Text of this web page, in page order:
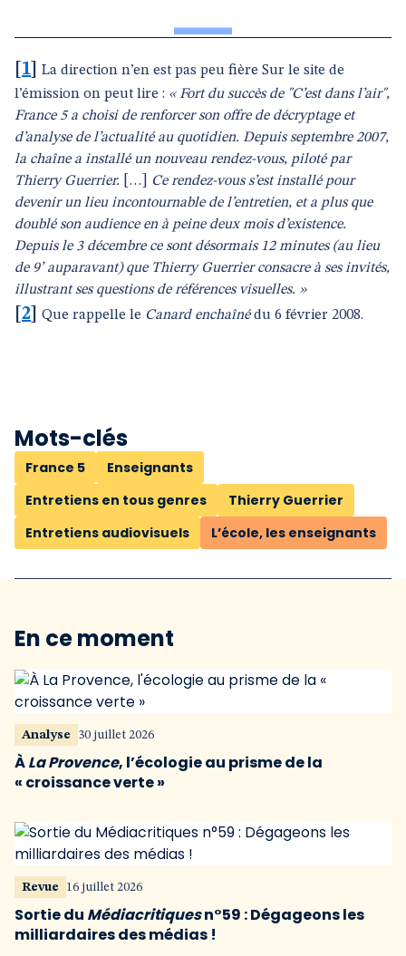
1
La direction n’en est pas peu fière Sur le site de
l’émission on peut lire : « Fort du succès de "C’est dans l’air",
France 5 a choisi de renforcer son offre de décryptage et
d’analyse de l’actualité au quotidien. Depuis septembre 2007,
la chaîne a installé un nouveau rendez-vous, piloté par
Thierry Guerrier. […]
Ce rendez-vous s’est installé pour
devenir un lieu incontournable de l’entretien, et a plus que
doublé son audience en à peine deux mois d’existence.
Depuis le 3 décembre ce sont désormais 12 minutes (au lieu
de 9’ auparavant) que Thierry Guerrier consacre à ses invités,
illustrant ses questions de références visuelles. »
2 Que rappelle le Canard enchaînédu 6 février 2008.
Mots-clés
France 5
Enseignants
Entretiens en tous genres
Thierry Guerrier
Entretiens audiovisuels
L’école, les enseignants
En ce moment
Analyse 30 juillet 2026
ÀLa Provence, l’écologie au prisme de la
« croissance verte »
Revue 16 juillet 2026
Sortie du Médiacritiquesn°59 : Dégageons les
milliardaires des médias !